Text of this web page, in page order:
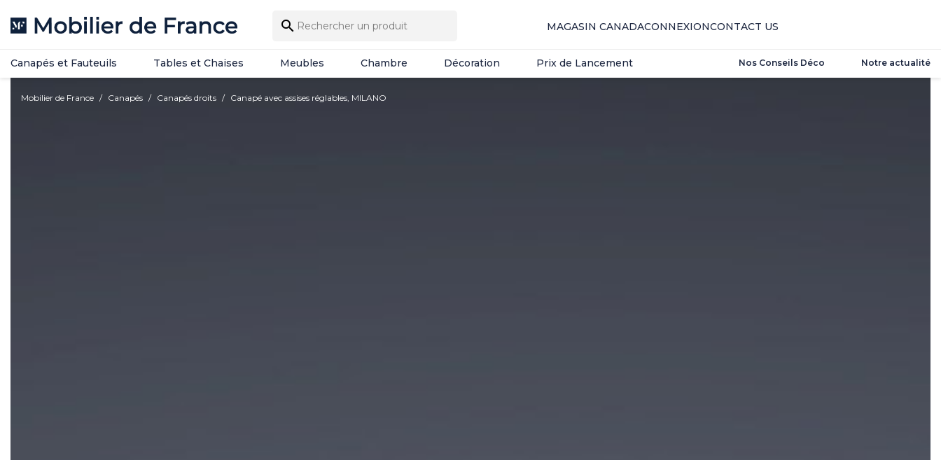
 MAGASIN CANADACONNEXIONCONTACT US
Canapés et Fauteuils Tables et Chaises Meubles Chambre Décoration Prix de Lancement Nos Conseils Déco Notre actualité
Mobilier de France Canapés Canapés droits Canapé avec assises réglables, MILANO